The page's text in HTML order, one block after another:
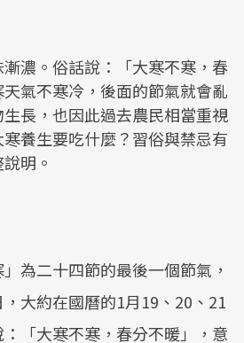
濃。俗話說：「大寒不寒，春
氣不寒冷，後面的節氣就會亂
長，也因此過去農民相當重視
養生要吃什麼？習俗與禁忌有
明。
為二十四節的最後一個節氣，
大約在國曆的1月19、20、21
「大寒不寒，春分不暖」，意